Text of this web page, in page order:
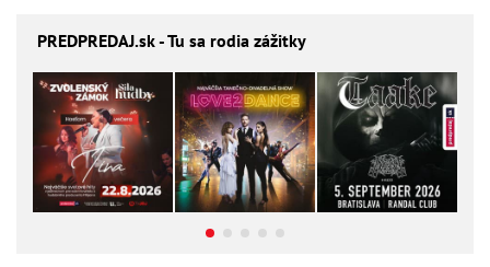
PREDPREDAJ.sk - Tu sa rodia zážitky